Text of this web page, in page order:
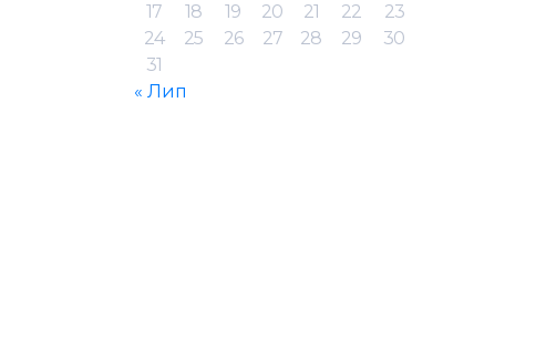
17
18 19 20 21 22
23
24
25 26 27 28 29
30
31
« Лип